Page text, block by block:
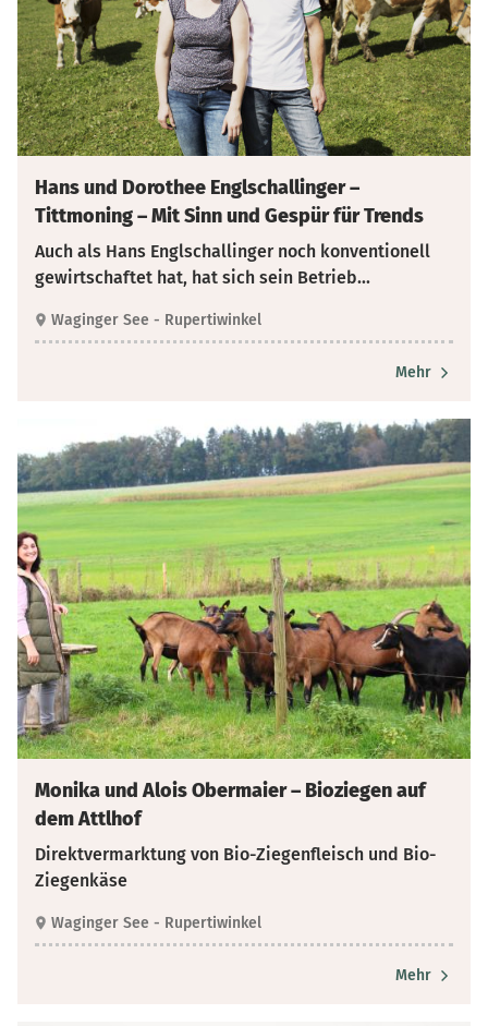
Hans und Dorothee Englschallinger –
Tittmoning – Mit Sinn und Gespür für Trends
Auch als Hans Englschallinger noch konventionell
gewirtschaftet hat, hat sich sein Betrieb...
Waginger See - Rupertiwinkel
Mehr
Monika und Alois Obermaier – Bioziegen auf
dem Attlhof
Direktvermarktung von Bio-Ziegenfleisch und Bio-
Ziegenkäse
Waginger See - Rupertiwinkel
Mehr